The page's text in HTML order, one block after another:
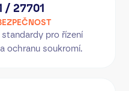
/ 27701
pro řízení
ochranu soukromí.